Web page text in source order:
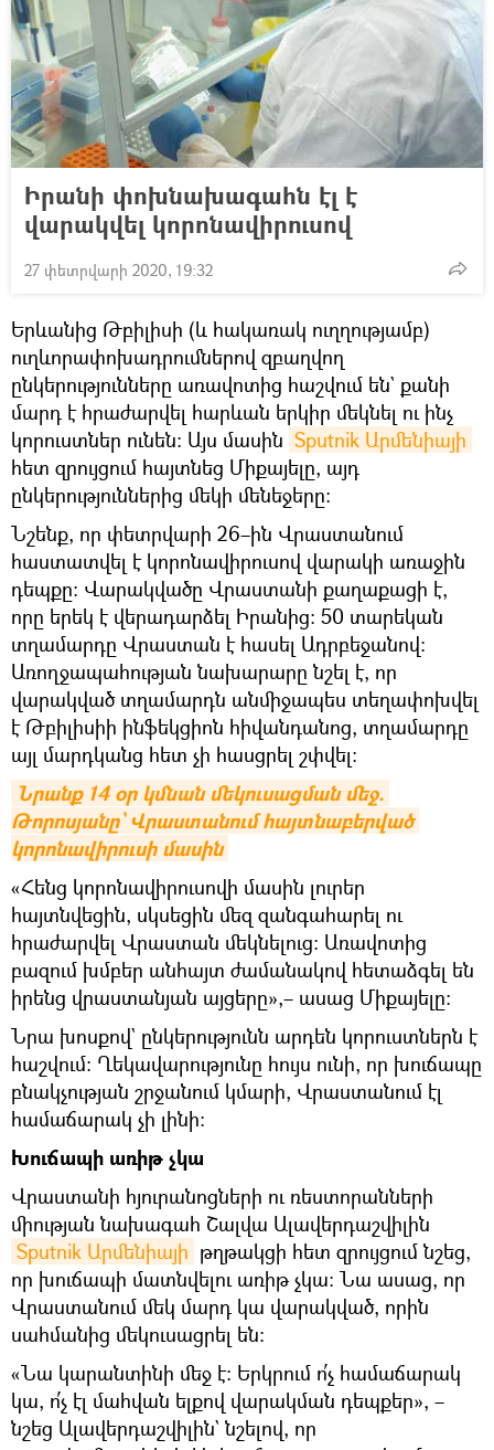
Իրանի փոխնախագահն էլ է
վարակվել կորոնավիրուսով
27 փետրվարի 2020, 19:32
Երևանից Թբիլիսի (և հակառակ ուղղությամբ)
ուղևորափոխադրումներով զբաղվող
ընկերությունները առավոտից հաշվում են` քանի
մարդ է հրաժարվել հարևան երկիր մեկնել ու ինչ
կորուստներ ունեն։ Այս մասին Sputnik Արմենիայի
հետ զրույցում հայտնեց Միքայելը, այդ
ընկերություններից մեկի մենեջերը։
Նշենք, որ փետրվարի 26–ին Վրաստանում
հաստատվել է կորոնավիրուսով վարակի առաջին
դեպքը։ Վարակվածը Վրաստանի քաղաքացի է,
որը երեկ է վերադարձել Իրանից։ 50 տարեկան
տղամարդը Վրաստան է հասել Ադրբեջանով։
Առողջապահության նախարարը նշել է, որ
վարակված տղամարդն անմիջապես տեղափոխվել
է Թբիլիսիի ինֆեկցիոն հիվանդանոց, տղամարդը
այլ մարդկանց հետ չի հասցրել շփվել։
Նրանք 14 օր կմնան մեկուսացման մեջ.
Թորոսյանը` Վրաստանում հայտնաբերված
կորոնավիրուսի մասին
«Հենց կորոնավիրուսովի մասին լուրեր
հայտնվեցին, սկսեցին մեզ զանգահարել ու
հրաժարվել Վրաստան մեկնելուց։ Առավոտից
բազում խմբեր անհայտ ժամանակով հետաձգել են
իրենց վրաստանյան այցերը»,– ասաց Միքայելը։
Նրա խոսքով` ընկերությունն արդեն կորուստներն է
հաշվում։ Ղեկավարությունը հույս ունի, որ խուճապը
բնակչության շրջանում կմարի, Վրաստանում էլ
համաճարակ չի լինի։
Խուճապի առիթ չկա
Վրաստանի հյուրանոցների ու ռեստորանների
միության նախագահ Շալվա Ալավերդաշվիլին
Sputnik Արմենիայի թղթակցի հետ զրույցում նշեց,
որ խուճապի մատնվելու առիթ չկա։ Նա ասաց, որ
Վրաստանում մեկ մարդ կա վարակված, որին
սահմանից մեկուսացրել են։
«Նա կարանտինի մեջ է։ Երկրում ո՛չ համաճարակ
կա, ո՛չ էլ մահվան ելքով վարակման դեպքեր», –
նշեց Ալավերդաշվիլին` նշելով, որ